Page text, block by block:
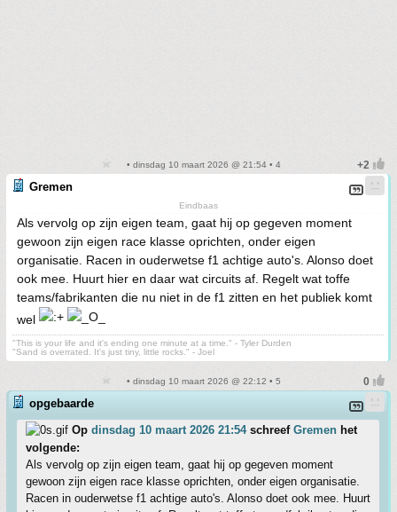
• dinsdag 10 maart 2026 @ 21:54 • 4
Gremen
Eindbaas
Als vervolg op zijn eigen team, gaat hij op gegeven moment
gewoon zijn eigen race klasse oprichten, onder eigen
organisatie. Racen in ouderwetse f1 achtige auto's. Alonso doet
ook mee. Huurt hier en daar wat circuits af. Regelt wat toffe
teams/fabrikanten die nu niet in de f1 zitten en het publiek komt
wel
"This is your life and it's ending one minute at a time." - Tyler Durden
"Sand is overrated. It's just tiny, little rocks." - Joel
• dinsdag 10 maart 2026 @ 22:12 • 5
opgebaarde
Op dinsdag 10 maart 2026 21:54schreef Gremen het
volgende:
Als vervolg op zijn eigen team, gaat hij op gegeven moment
gewoon zijn eigen race klasse oprichten, onder eigen organisatie.
Racen in ouderwetse f1 achtige auto's. Alonso doet ook mee. Huurt